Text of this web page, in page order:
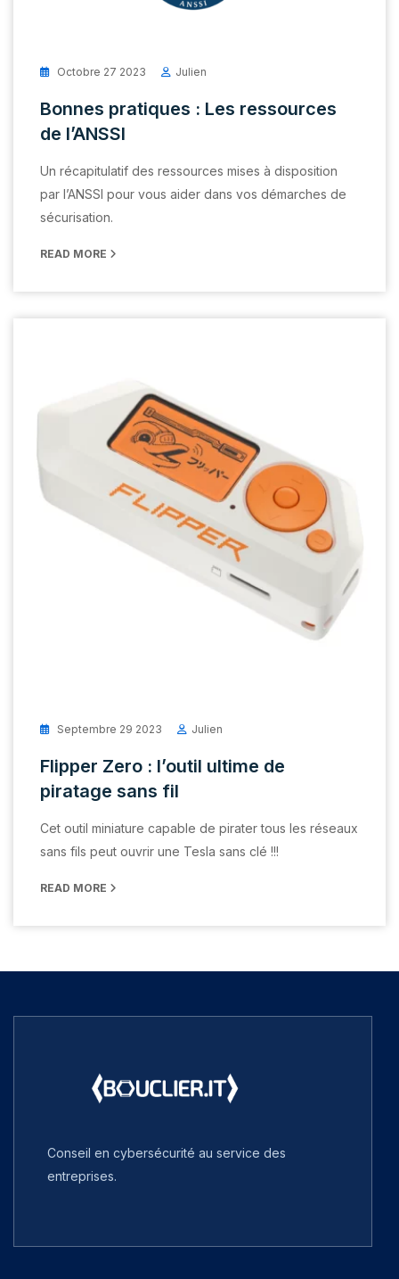
Octobre 27 2023 Julien
Bonnes pratiques : Les ressources
de l’ANSSI
Un récapitulatif des ressources mises à disposition
par l’ANSSI pour vous aider dans vos démarches de
sécurisation.
READ MORE
Septembre 29 2023 Julien
Flipper Zero : l’outil ultime de
piratage sans fil
Cet outil miniature capable de pirater tous les réseaux
sans fils peut ouvrir une Tesla sans clé !!!
READ MORE
Conseil en cybersécurité au service des
entreprises.